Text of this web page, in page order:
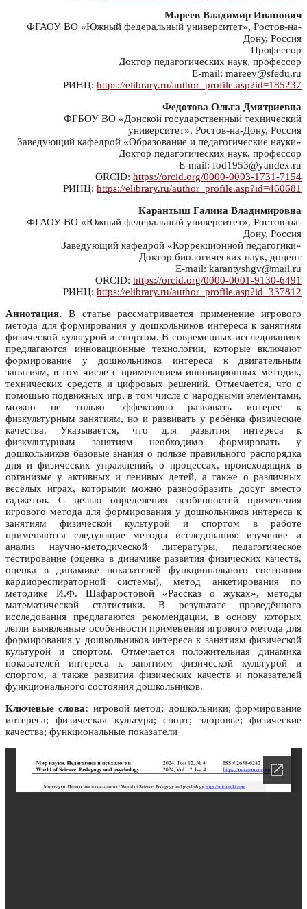
Мареев Владимир Иванович
ФГАОУ ВО «Южный федеральный университет», Ростов-на-
Дону, Россия
Профессор
Доктор педагогических наук, профессор
E-mail: mareev@sfedu.ru
РИНЦ: https://elibrary.ru/author_profile.asp?id=185237
Федотова Ольга Дмитриевна
ФГБОУ ВО «Донской государственный технический
университет», Ростов-на-Дону, Россия
Заведующий кафедрой «Образование и педагогические науки»
Доктор педагогических наук, профессор
E-mail: fod1953@yandex.ru
ORCID: https://orcid.org/0000-0003-1731-7154
РИНЦ: https://elibrary.ru/author_profile.asp?id=460681
Карантыш Галина Владимировна
ФГАОУ ВО «Южный федеральный университет», Ростов-на-
Дону, Россия
Заведующий кафедрой «Коррекционной педагогики»
Доктор биологических наук, доцент
E-mail: karantyshgv@mail.ru
ORCID: https://orcid.org/0000-0001-9130-6491
РИНЦ: https://elibrary.ru/author_profile.asp?id=337812
Аннотация. В статье рассматривается применение игрового
метода для формирования у дошкольников интереса к занятиям
физической культурой и спортом. В современных исследованиях
предлагаются инновационные технологии, которые включают
формирование у дошкольников интереса к двигательным
занятиям, в том числе с применением инновационных методик,
технических средств и цифровых решений. Отмечается, что с
помощью подвижных игр, в том числе с народными элементами,
можно не только эффективно развивать интерес к
физкультурным занятиям, но и развивать у ребёнка физические
качества. Указывается, что для развития интереса к
физкультурным занятиям необходимо формировать у
дошкольников базовые знания о пользе правильного распорядка
дня и физических упражнений, о процессах, происходящих в
организме у активных и ленивых детей, а также о различных
весёлых играх, которыми можно разнообразить досуг вместо
гаджетов. С целью определения особенностей применения
игрового метода для формирования у дошкольников интереса к
занятиям физической культурой и спортом в работе
применяются следующие методы исследования: изучение и
анализ научно-методической литературы, педагогическое
тестирование (оценка в динамике развития физических качеств,
оценка в динамике показателей функционального состояния
кардиореспираторной системы), метод анкетирования по
методике И.Ф. Шафаростовой «Рассказ о жуках», методы
математической статистики. В результате проведённого
исследования предлагаются рекомендации, в основу которых
легли выявленные особенности применения игрового метода для
формирования у дошкольников интереса к занятиям физической
культурой и спортом. Отмечается положительная динамика
показателей интереса к занятиям физической культурой и
спортом, а также развития физических качеств и показателей
функционального состояния дошкольников.
Ключевые слова: игровой метод; дошкольники; формирование
интереса; физическая культура; спорт; здоровье; физические
качества; функциональные показатели